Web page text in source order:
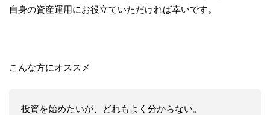
自身の資産運用にお役立ていただければ幸いです。
こんな方にオススメ
投資を始めたいが、どれもよく分からない。